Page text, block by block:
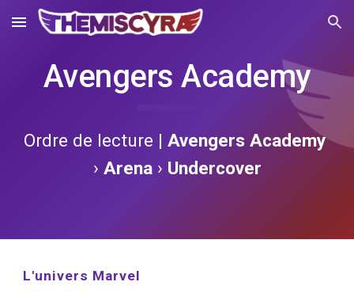
Skip to main content Skip to navigation
Avengers Academy
Ordre de lecture | Avengers Academy
› Arena › Undercover
L'univers Marvel